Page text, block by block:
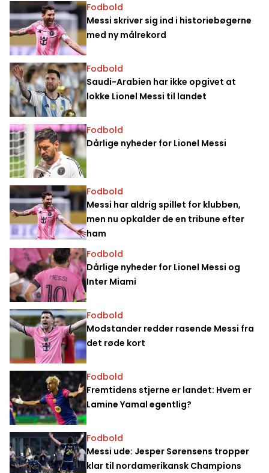
Fodbold
Messi skriver sig ind i historiebøgerne
med ny målrekord
Fodbold
Saudi-Arabien har ikke opgivet at
lokke Lionel Messi til landet
Fodbold
Dårlige nyheder for Lionel Messi
Fodbold
Messi har aldrig spillet for klubben,
men nu opkalder de en tribune efter
ham
Fodbold
Dårlige nyheder for Lionel Messi og
Inter Miami
Fodbold
Modstander redder rasende Messi fra
det røde kort
Fodbold
Fremtidens stjerne er landet: Hvem er
Lamine Yamal egentlig?
Fodbold
Messi ude: Jesper Sørensens tropper
klar til nordamerikansk Champions